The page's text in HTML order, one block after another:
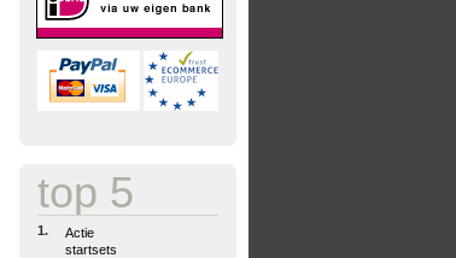
top 5
1.
Actie
startsets